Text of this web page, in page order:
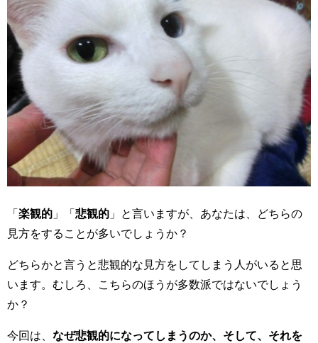
「 楽観的 」「 悲観的 」と言いますが、あなたは、どちらの
見方をすることが多いでしょうか？
どちらかと言うと悲観的な見方をしてしまう人がいると思
います。むしろ、こちらのほうが多数派ではないでしょう
か？
今回は、 なぜ悲観的になってしまうのか、そして、それを